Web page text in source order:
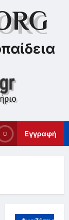
Εγγραφή